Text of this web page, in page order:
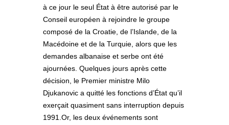
à ce jour le seul État à être autorisé par le
Conseil européen à rejoindre le groupe
composé de la Croatie, de l’Islande, de la
Macédoine et de la Turquie, alors que les
demandes albanaise et serbe ont été
ajournées. Quelques jours après cette
décision, le Premier ministre Milo
Djukanovic a quitté les fonctions d’État qu’il
exerçait quasiment sans interruption depuis
1991.Or, les deux événements sont